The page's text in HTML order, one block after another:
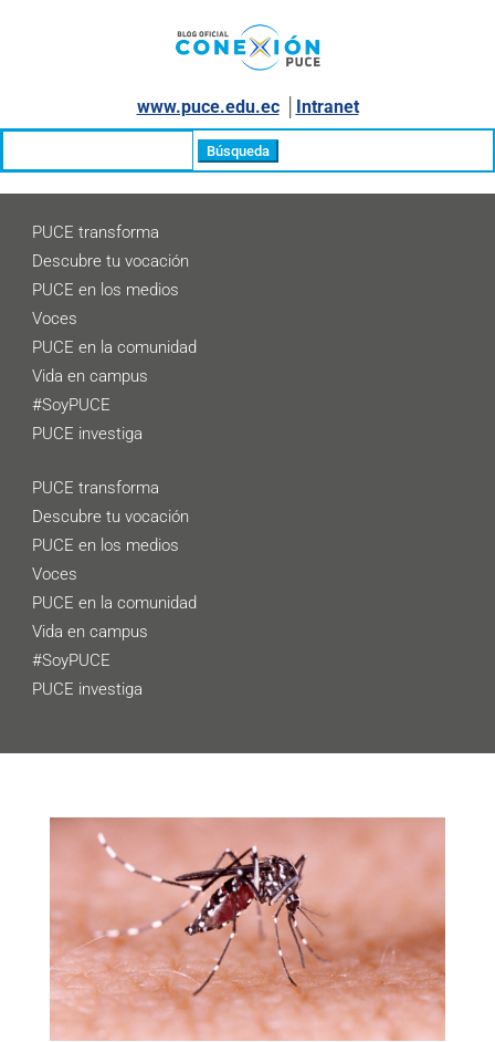
www.puce.edu.ec│ Intranet
PUCE transforma
Descubre tu vocación
PUCE en los medios
Voces
PUCE en la comunidad
Vida en campus
#SoyPUCE
PUCE investiga
PUCE transforma
Descubre tu vocación
PUCE en los medios
Voces
PUCE en la comunidad
Vida en campus
#SoyPUCE
PUCE investiga